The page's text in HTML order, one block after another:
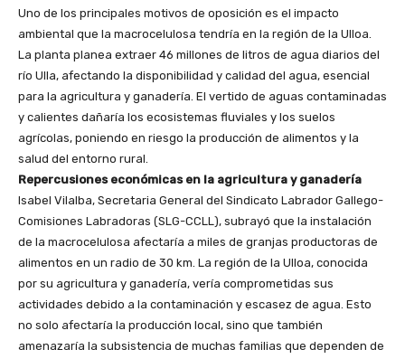
Uno de los principales motivos de oposición es el impacto
ambiental que la macrocelulosa tendría en la región de la Ulloa.
La planta planea extraer 46 millones de litros de agua diarios del
río Ulla, afectando la disponibilidad y calidad del agua, esencial
para la agricultura y ganadería. El vertido de aguas contaminadas
y calientes dañaría los ecosistemas fluviales y los suelos
agrícolas, poniendo en riesgo la producción de alimentos y la
salud del entorno rural.
Repercusiones económicas en la agricultura y ganadería
Isabel Vilalba, Secretaria General del Sindicato Labrador Gallego-
Comisiones Labradoras (SLG-CCLL), subrayó que la instalación
de la macrocelulosa afectaría a miles de granjas productoras de
alimentos en un radio de 30 km. La región de la Ulloa, conocida
por su agricultura y ganadería, vería comprometidas sus
actividades debido a la contaminación y escasez de agua. Esto
no solo afectaría la producción local, sino que también
amenazaría la subsistencia de muchas familias que dependen de